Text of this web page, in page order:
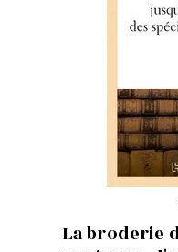
La broderie